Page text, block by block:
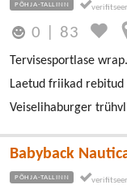
PÕHJA-TALLINN
0 83
Tervisesportlase wrap.
Laetud friikad rebitud
Veiselihaburger
Babyback
PÕHJA-TALLINN